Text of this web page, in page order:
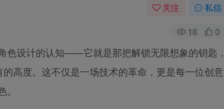
关注 私信
18 0
色设计的认知——它就是那把解锁无限想象的钥匙，
高度。这不仅是一场技术的革命，更是每一位创意